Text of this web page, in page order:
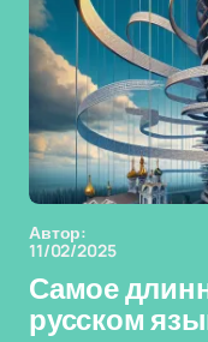
Автор:
11/02/2025
Самое
русском